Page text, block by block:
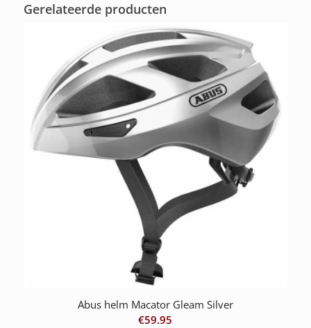
Gerelateerde producten
Abus helm Macator Gleam Silver
€59.95